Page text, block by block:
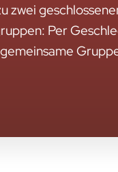
zwei
Per